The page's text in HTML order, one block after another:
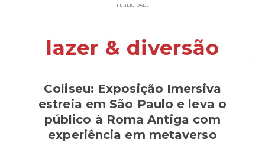
PUBLICIDADE
lazer & diversão
Coliseu: Exposição Imersiva
estreia em São Paulo e leva o
público à Roma Antiga com
experiência em metaverso